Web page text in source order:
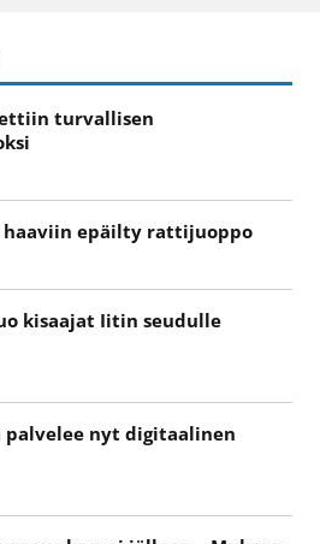
turvallisen
haaviin epäilty rattijuoppo
kisaajat Iitin seudulle
nyt digitaalinen